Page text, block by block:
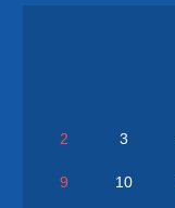
2 3
9 10